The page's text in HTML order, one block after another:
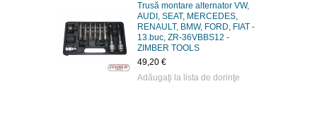
Trusă montare alternator VW,
AUDI, SEAT, MERCEDES,
RENAULT, BMW, FORD, FIAT -
13.buc, ZR-36VBBS12 -
ZIMBER TOOLS
49,20 €
Adăugaţi la lista de dorinţe